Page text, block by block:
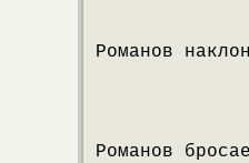
Романов
Романов